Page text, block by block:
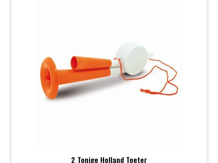
2_Tonige Holland Toeter